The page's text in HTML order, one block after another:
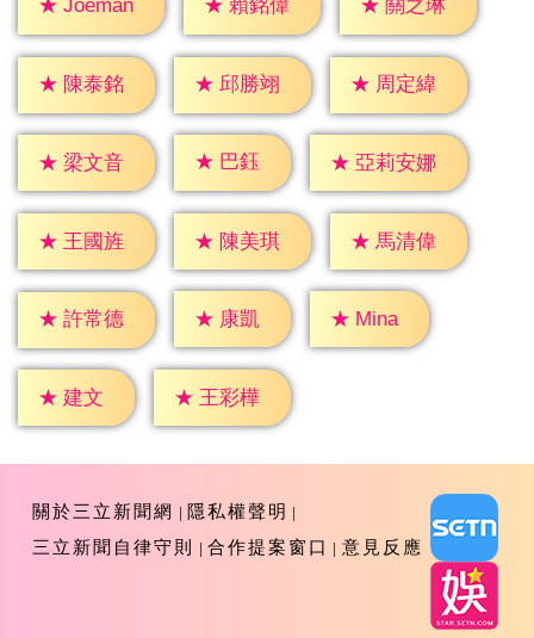
★ Joeman ★ 賴銘偉 ★ 關之琳
★ 陳泰銘 ★ 邱勝翊 ★ 周定緯
★ 梁文音 ★ 巴鈺 ★ 亞莉安娜
★ 王國旌 ★ 陳美琪 ★ 馬清偉
★ 許常德 ★ 康凱 ★ Mina
★ 建文 ★ 王彩樺
關於三立新聞網
隱私權聲明
三立新聞自律守則
合作提案窗口 意見反應